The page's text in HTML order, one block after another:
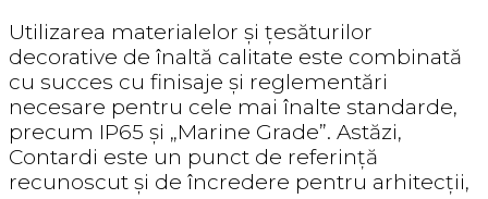
Utilizarea materialelor și țesăturilor
decorative de înaltă calitate este combinată
cu succes cu finisaje și reglementări
necesare pentru cele mai înalte standarde,
precum IP65 și „Marine Grade”. Astăzi,
Contardi este un punct de referință
recunoscut și de încredere pentru arhitecții,